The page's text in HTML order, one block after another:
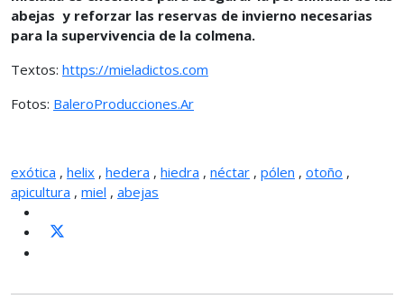
abejas y reforzar las reservas de invierno necesarias
para la supervivencia de la colmena.
Textos: https://mieladictos.com
Fotos: BaleroProducciones.Ar
exótica , helix , hedera , hiedra , néctar , pólen , otoño ,
apicultura , miel , abejas